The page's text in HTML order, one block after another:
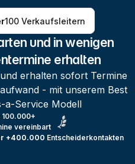
100 Verkaufsleitern
und in wenigen
erhalten
erhalten sofort Termine
- mit unserem Best
a-Service Modell
100.000+
vereinbart
+400.000 Entscheiderkontakten